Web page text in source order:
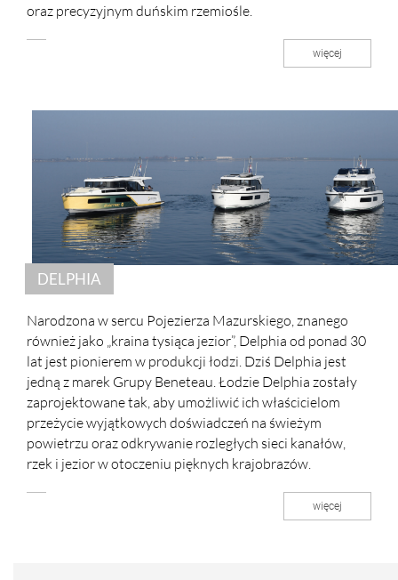
oraz precyzyjnym duńskim rzemiośle.
więcej
DELPHIA
Narodzona w sercu Pojezierza Mazurskiego, znanego
również jako „kraina tysiąca jezior”, Delphia od ponad 30
lat jest pionierem w produkcji łodzi. Dziś Delphia jest
jedną z marek Grupy Beneteau. Łodzie Delphia zostały
zaprojektowane tak, aby umożliwić ich właścicielom
przeżycie wyjątkowych doświadczeń na świeżym
powietrzu oraz odkrywanie rozległych sieci kanałów,
rzek i jezior w otoczeniu pięknych krajobrazów.
więcej